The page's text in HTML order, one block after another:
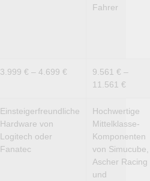
Fahrer
3.999 € – 4.699 €
9.561 € –
11.561 €
Einsteigerfreundliche
Hardware von
Logitech oder
Fanatec
Hochwertige
Mittelklasse-
Komponenten
von Simucube,
Ascher Racing
und